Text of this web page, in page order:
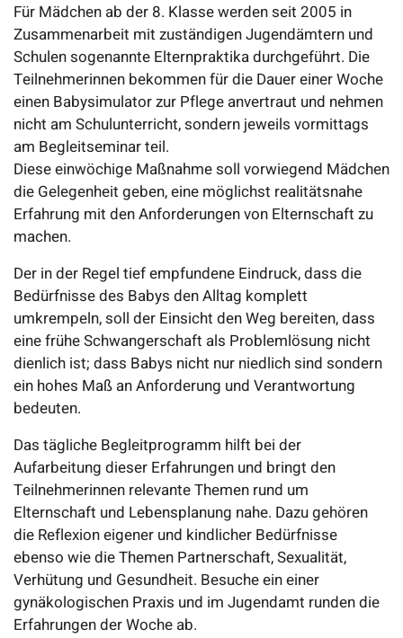
Für Mädchen ab der 8. Klasse werden seit 2005 in
Zusammenarbeit mit zuständigen Jugendämtern und
Schulen sogenannte Elternpraktika durchgeführt. Die
Teilnehmerinnen bekommen für die Dauer einer Woche
einen Babysimulator zur Pflege anvertraut und nehmen
nicht am Schulunterricht, sondern jeweils vormittags
am Begleitseminar teil.
Diese einwöchige Maßnahme soll vorwiegend Mädchen
die Gelegenheit geben, eine möglichst realitätsnahe
Erfahrung mit den Anforderungen von Elternschaft zu
machen.
Der in der Regel tief empfundene Eindruck, dass die
Bedürfnisse des Babys den Alltag komplett
umkrempeln, soll der Einsicht den Weg bereiten, dass
eine frühe Schwangerschaft als Problemlösung nicht
dienlich ist; dass Babys nicht nur niedlich sind sondern
ein hohes Maß an Anforderung und Verantwortung
bedeuten.
Das tägliche Begleitprogramm hilft bei der
Aufarbeitung dieser Erfahrungen und bringt den
Teilnehmerinnen relevante Themen rund um
Elternschaft und Lebensplanung nahe. Dazu gehören
die Reflexion eigener und kindlicher Bedürfnisse
ebenso wie die Themen Partnerschaft, Sexualität,
Verhütung und Gesundheit. Besuche ein einer
gynäkologischen Praxis und im Jugendamt runden die
Erfahrungen der Woche ab.